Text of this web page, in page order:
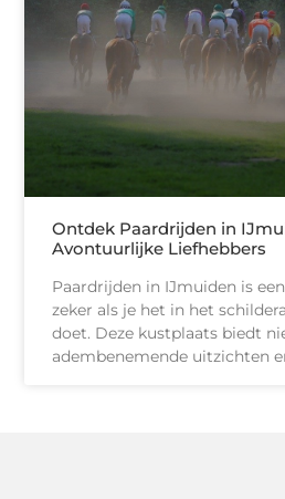
Ontdek Paardrijden in
Avontuurlijke Liefhebbers
Paardrijden in IJmuiden is
zeker als je het in het
doet. Deze kustplaats biedt
adembenemende uitzichten